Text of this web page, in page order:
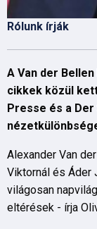
Rólunk írják
A Van der
cikkek közül
Presse és a
Alexander Van
Viktornál és Áder
világosan
eltérések - írja